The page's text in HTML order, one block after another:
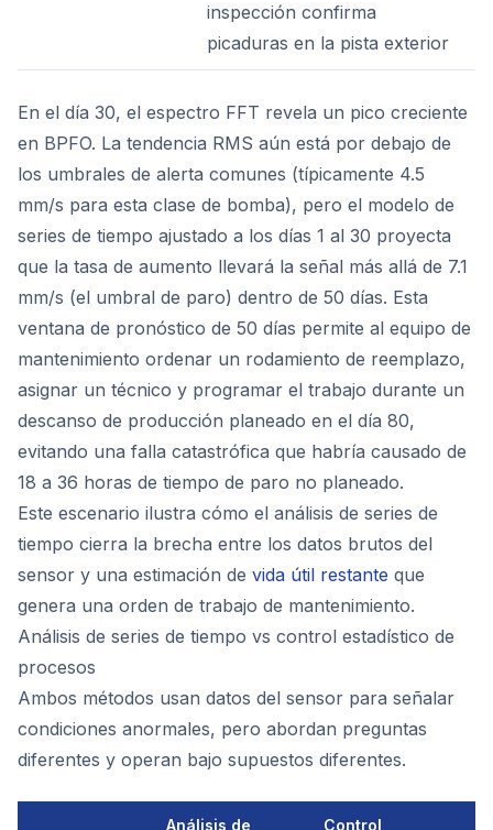
inspección confirma
picaduras en la pista exterior
En el día 30, el espectro FFT revela un pico creciente
en BPFO. La tendencia RMS aún está por debajo de
los umbrales de alerta comunes (típicamente 4.5
mm/s para esta clase de bomba), pero el modelo de
series de tiempo ajustado a los días 1 al 30 proyecta
que la tasa de aumento llevará la señal más allá de 7.1
mm/s (el umbral de paro) dentro de 50 días. Esta
ventana de pronóstico de 50 días permite al equipo de
mantenimiento ordenar un rodamiento de reemplazo,
asignar un técnico y programar el trabajo durante un
descanso de producción planeado en el día 80,
evitando una falla catastrófica que habría causado de
18 a 36 horas de tiempo de paro no planeado.
Este escenario ilustra cómo el análisis de series de
tiempo cierra la brecha entre los datos brutos del
sensor y una estimación de vida útil restante que
genera una orden de trabajo de mantenimiento.
Análisis de series de tiempo vs control estadístico de
procesos
Ambos métodos usan datos del sensor para señalar
condiciones anormales, pero abordan preguntas
diferentes y operan bajo supuestos diferentes.
Análisis de Control